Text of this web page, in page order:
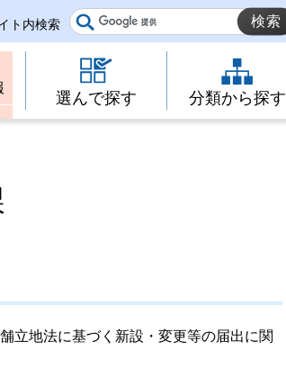
ト内検索
選んで探す 分類から探す
立地法に基づく新設・変更等の届出に関